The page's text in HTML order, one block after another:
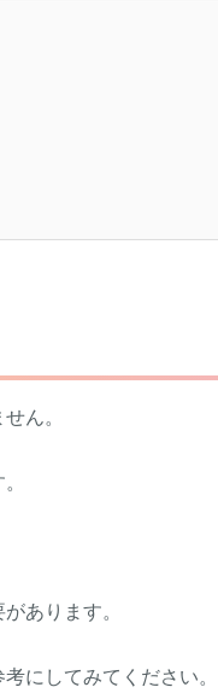
ん。
あります。
にしてみてください。